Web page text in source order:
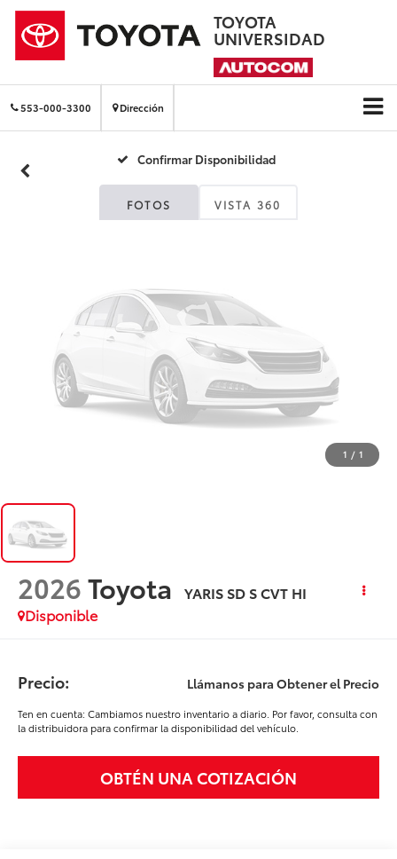
TOYOTA
UNIVERSIDAD
553-000-3300 Dirección
Confirmar Disponibilidad
FOTOS VISTA 360
Fotos No
Disponibles
Por favor, revise luego
1 / 1
2026Toyota
YARIS SD S CVT HI
Disponible
Precio: Llámanos para Obtener el Precio
Ten en cuenta: Cambiamos nuestro inventario a diario. Por favor, consulta con
la distribuidora para confirmar la disponibilidad del vehículo.
OBTÉN UNA COTIZACIÓN